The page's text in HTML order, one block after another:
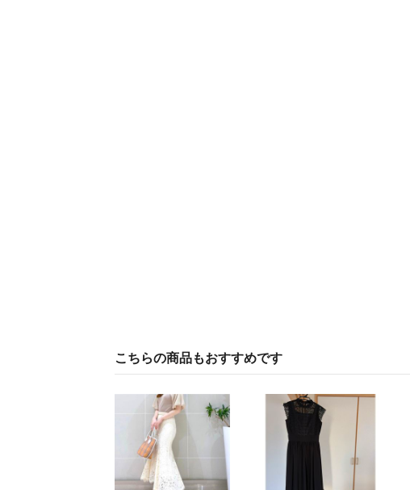
こちらの商品もおすすめです